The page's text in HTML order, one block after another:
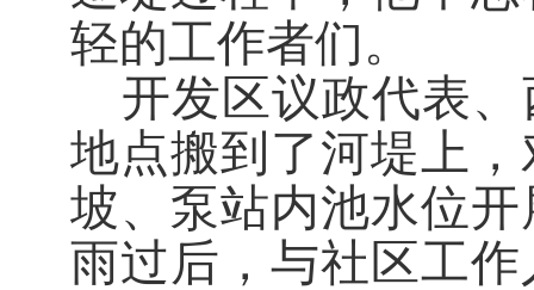
轻的工作者们。
开发区议政代表
地点搬到了河堤上
坡、泵站内池水位
雨过后，与社区工